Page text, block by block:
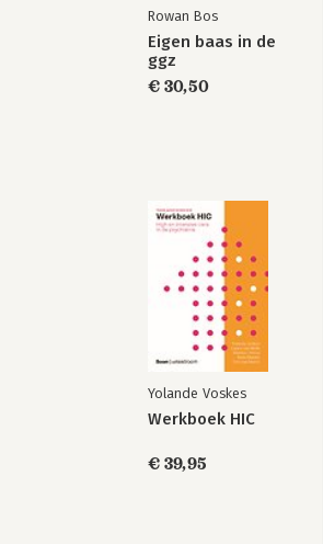
Rowan Bos
Eigen baas in de
ggz
€ 30,50
Yolande Voskes
Werkboek HIC
€ 39,95